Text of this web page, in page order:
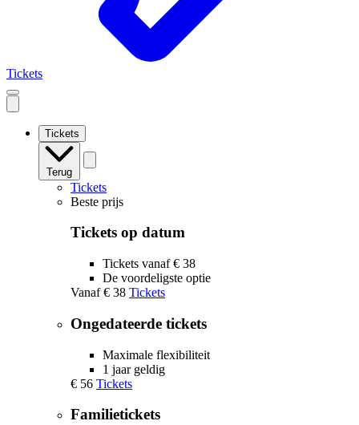
Tickets
Open
mobile
Tickets
Terug
Tickets
Beste prijs
Tickets op datum
Tickets vanaf € 38
De voordeligste optie
Vanaf € 38 Tickets
Ongedateerde tickets
Maximale flexibiliteit
1 jaar geldig
€ 56 Tickets
Familietickets